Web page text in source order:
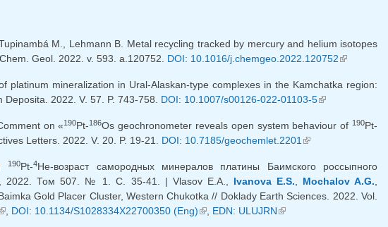
M., Lehmann B. Metal recycling tracked by mercury and helium isotopes
Geol. 2022. v. 593. a.120752. DOI: 10.1016/j.chemgeo.2022.120752(внешняя
platinum mineralization in Ural-Alaskan-type complexes in the Kamchatka region:
2022. V. 57. P. 743-758. DOI: 10.1007/s00126-022-01103-5(внешняя
on «190Pt-186Os geochronometer reveals open system behaviour of190Pt-
Letters. 2022. V. 20. P. 19-21. DOI: 10.7185/geochemlet.2201(внешняя
190Pt-4He-возраст самородных минералов платины Баимского россыпного
2022. Том 507. № 1. С. 35-41. | Vlasov E.A., Ivanova E.S., Mochalov A.G.,
Gold Placer Cluster, Western Chukotka // Doklady Earth Sciences. 2022. Vol.
ссылка)
, DOI: 10.1134/S1028334X22700350 (Eng)(внешняя ссылка)
, EDN: ULUJRN(внешняя ссылка)